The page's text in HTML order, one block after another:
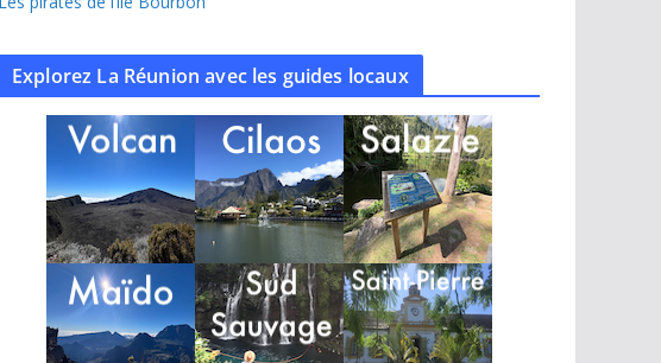
Explorez La Réunion avec les guides locaux